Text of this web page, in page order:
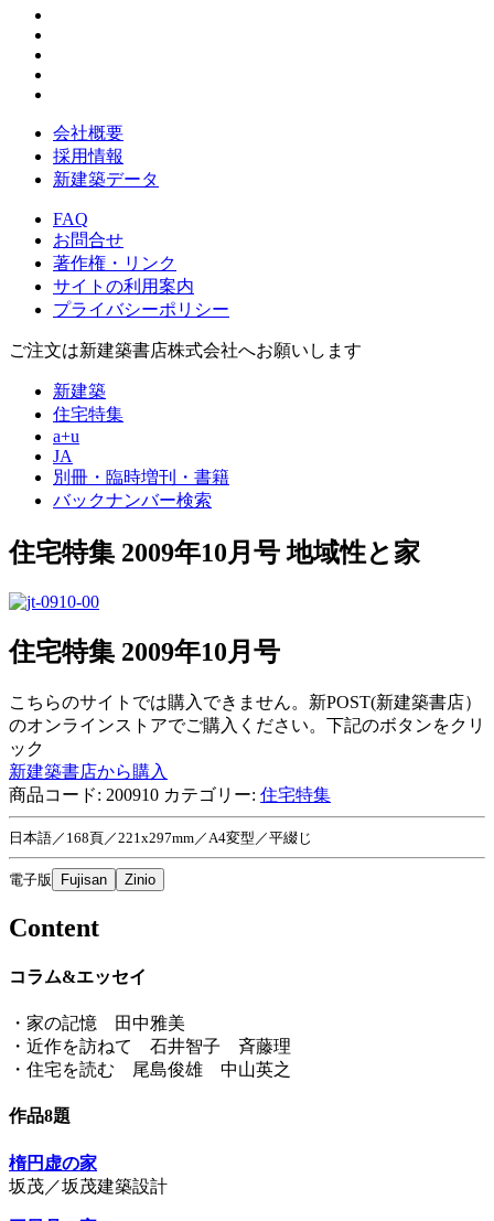
会社概要
採用情報
新建築データ
FAQ
お問合せ
著作権・リンク
サイトの利用案内
プライバシーポリシー
ご注文は新建築書店株式会社へお願いします
新建築
住宅特集
a+u
JA
別冊・臨時増刊・書籍
バックナンバー検索
住宅特集 2009年10月号地域性と家
住宅特集 2009年10月号
こちらのサイトでは購入できません。新POST(新建築書店）
のオンラインストアでご購入ください。下記のボタンをクリ
ック
新建築書店から購入
商品コード: 200910 カテゴリー: 住宅特集
日本語／168頁／221x297mm／A4変型／平綴じ
電子版 Fujisan Zinio
Content
コラム&エッセイ
・家の記憶 田中雅美
・近作を訪ねて 石井智子 斉藤理
・住宅を読む 尾島俊雄 中山英之
作品8題
楕円虚の家
坂茂／坂茂建築設計